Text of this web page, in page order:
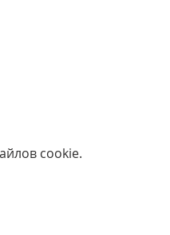
cookie.